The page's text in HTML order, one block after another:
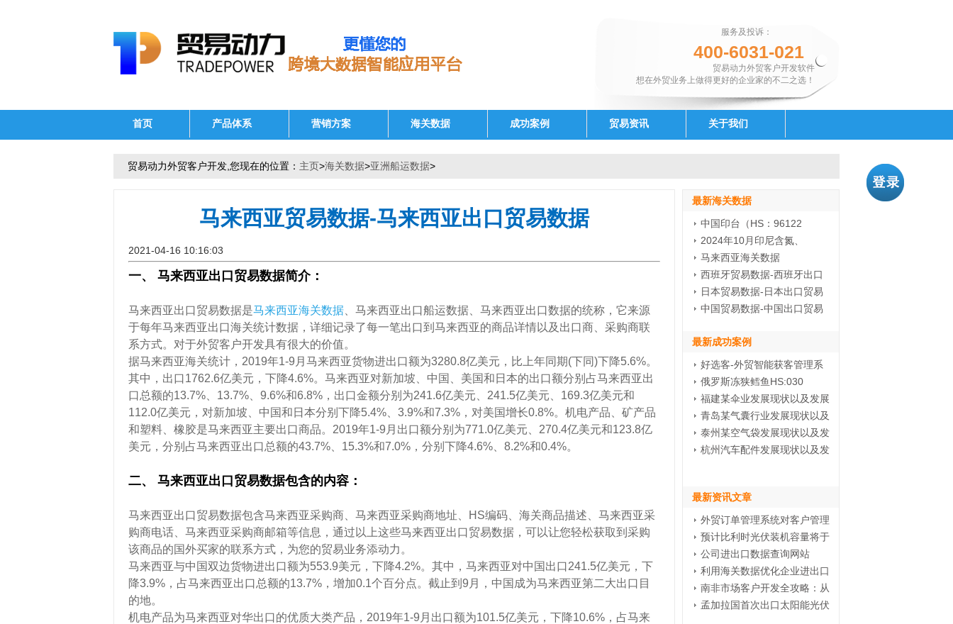
服务及投诉：
400-6031-021
贸易动力外贸客户开发软件
想在外贸业务上做得更好的企业家的不二之选！
首页 产品体系 营销方案 海关数据 成功案例 贸易资讯 关于我们
贸易动力外贸客户开发,您现在的位置： 主页>海关数据>亚洲船运数据>
马来西亚贸易数据-马来西亚出口贸易数据
2021-04-16 10:16:03
一、 马来西亚出口贸易数据简介：
马来西亚出口贸易数据是马来西亚海关数据 、马来西亚出口船运数据、马来西亚出口数据的统称，它来源
于每年马来西亚出口海关统计数据，详细记录了每一笔出口到马来西亚的商品详情以及出口商、采购商联
系方式。对于外贸客户开发具有很大的价值。
据马来西亚海关统计，2019年1-9月马来西亚货物进出口额为3280.8亿美元，比上年同期(下同)下降5.6%。
其中，出口1762.6亿美元，下降4.6%。马来西亚对新加坡、中国、美国和日本的出口额分别占马来西亚出
口总额的13.7%、13.7%、9.6%和6.8%，出口金额分别为241.6亿美元、241.5亿美元、169.3亿美元和
112.0亿美元，对新加坡、中国和日本分别下降5.4%、3.9%和7.3%，对美国增长0.8%。机电产品、矿产品
和塑料、橡胶是马来西亚主要出口商品。2019年1-9月出口额分别为771.0亿美元、270.4亿美元和123.8亿
美元，分别占马来西亚出口总额的43.7%、15.3%和7.0%，分别下降4.6%、8.2%和0.4%。
二、 马来西亚出口贸易数据包含的内容：
马来西亚出口贸易数据包含马来西亚采购商、马来西亚采购商地址、HS编码、海关商品描述、马来西亚采
购商电话、马来西亚采购商邮箱等信息，通过以上这些马来西亚出口贸易数据，可以让您轻松获取到采购
该商品的国外买家的联系方式，为您的贸易业务添动力。
马来西亚与中国双边货物进出口额为553.9美元，下降4.2%。其中，马来西亚对中国出口241.5亿美元，下
降3.9%，占马来西亚出口总额的13.7%，增加0.1个百分点。截止到9月，中国成为马来西亚第二大出口目
的地。
机电产品为马来西亚对华出口的优质大类产品，2019年1-9月出口额为101.5亿美元，下降10.6%，占马来
最新海关数据
中国印台（HS：96122
2024年10月印尼含氮、
马来西亚海关数据
西班牙贸易数据-西班牙出口
日本贸易数据-日本出口贸易
中国贸易数据-中国出口贸易
最新成功案例
好选客-外贸智能获客管理系
俄罗斯冻狭鳕鱼HS:030
福建某伞业发展现状以及发展
青岛某气囊行业发展现状以及
泰州某空气袋发展现状以及发
杭州汽车配件发展现状以及发
最新资讯文章
外贸订单管理系统对客户管理
预计比利时光伏装机容量将于
公司进出口数据查询网站
利用海关数据优化企业进出口
南非市场客户开发全攻略：从
孟加拉国首次出口太阳能光伏